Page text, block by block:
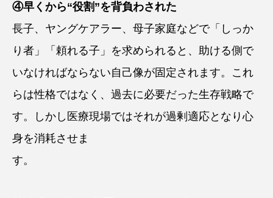
④早くから“役割”を背負わされた
長子、ヤングケアラー、母子家庭などで「しっか
り者」「頼れる子」を求められると、助ける側で
いなければならない自己像が固定されます。これ
らは性格ではなく、過去に必要だった生存戦略で
す。しかし医療現場ではそれが過剰適応となり心
身を消耗させま
す。